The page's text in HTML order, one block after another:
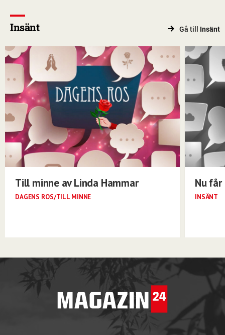
Insänt Gå till Insänt
Till minne av Linda Hammar
DAGENS ROS/TILL MINNE
Nu
INSÄNT